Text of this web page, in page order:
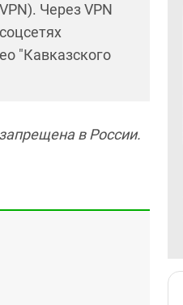
Через VPN
"Кавказского
в России.